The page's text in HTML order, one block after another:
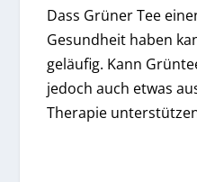
Dass Grüner Tee
Gesundheit haben
geläufig. Kann
jedoch auch etwas
Therapie